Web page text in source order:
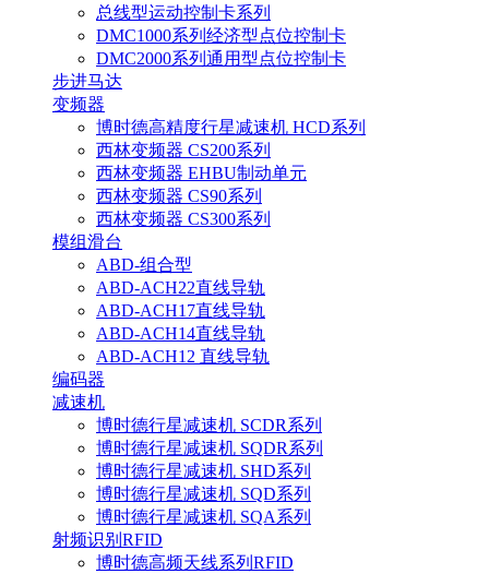
总线型运动控制卡系列
DMC1000系列经济型点位控制卡
DMC2000系列通用型点位控制卡
步进马达
变频器
博时德高精度行星减速机 HCD系列
西林变频器 CS200系列
西林变频器 EHBU制动单元
西林变频器 CS90系列
西林变频器 CS300系列
模组滑台
ABD-组合型
ABD-ACH22直线导轨
ABD-ACH17直线导轨
ABD-ACH14直线导轨
ABD-ACH12 直线导轨
编码器
减速机
博时德行星减速机 SCDR系列
博时德行星减速机 SQDR系列
博时德行星减速机 SHD系列
博时德行星减速机 SQD系列
博时德行星减速机 SQA系列
射频识别RFID
博时德高频天线系列RFID